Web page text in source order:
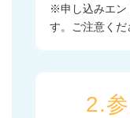
※申し込みエン
す。ご注意くだ
2.